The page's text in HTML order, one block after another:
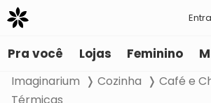
Pra você Lojas Feminino
Imaginarium Cozinha Café e